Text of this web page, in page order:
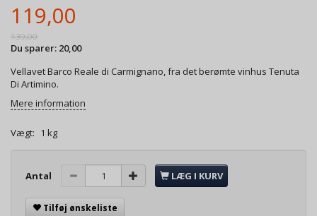
119,00
139,00
Du sparer: 20,00
Vellavet Barco Reale di Carmignano, fra det berømte vinhus Tenuta
Di Artimino.
Mere information
Vægt: 1 kg
Antal LÆG I KURV
Tilføj ønskeliste